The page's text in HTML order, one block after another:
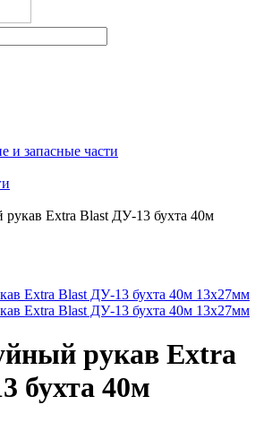
и запасные части
рукав Extra Blast ДУ-13 бухта 40м
рукав Extra
бухта 40м